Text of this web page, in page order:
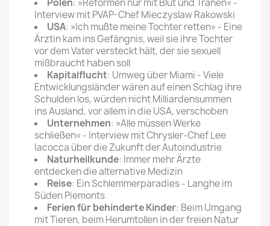
Polen: »Reformen nur mit Blut und Tränen« -
Interview mit PVAP-Chef Mieczyslaw Rakowski
USA: »Ich mußte meine Tochter retten» - Eine
Ärztin kam ins Gefängnis, weil sie ihre Tochter
vor dem Vater versteckt hält, der sie sexuell
mißbraucht haben soll
Kapitalflucht: Umweg über Miami - Viele
Entwicklungsländer wären auf einen Schlag ihre
Schulden los, würden nicht Milliardensummen
ins Ausland, vor allem in die USA, verschoben
Unternehmen: »Alle müssen Werke
schließen« - Interview mit Chrysler-Chef Lee
Iacocca über die Zukunft der Autoindustrie
Naturheilkunde: Immer mehr Ärzte
entdecken die alternative Medizin
Reise: Ein Schlemmerparadies - Langhe im
Süden Piemonts
Ferien für behinderte Kinder: Beim Umgang
mit Tieren, beim Herumtollen in der freien Natur